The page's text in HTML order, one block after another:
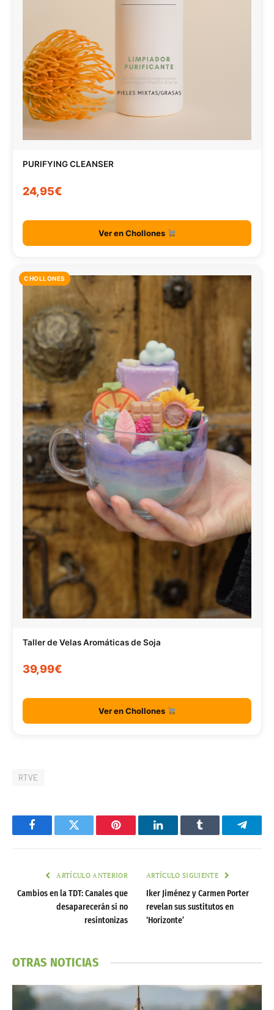
PURIFYING CLEANSER
24,95€
Ver en Chollones
CHOLLONES
Taller de Velas Aromáticas de Soja
39,99€
Ver en Chollones
RTVE
FacebookTwitter Pinterest LinkedInTumblr
ARTÍCULO ANTERIOR
Cambios en la TDT: Canales que
desaparecerán si no
resintonizas
ARTÍCULO SIGUIENTE
Iker Jiménez y Carmen Porter
revelan sus sustitutos en
‘Horizonte’
OTRAS NOTICIAS